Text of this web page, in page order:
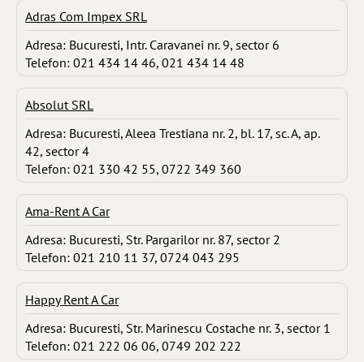
Adras Com Impex SRL
Adresa: Bucuresti, Intr. Caravanei nr. 9, sector 6
Telefon: 021 434 14 46, 021 434 14 48
Absolut SRL
Adresa: Bucuresti, Aleea Trestiana nr. 2, bl. 17, sc. A, ap.
42, sector 4
Telefon: 021 330 42 55, 0722 349 360
Ama-Rent A Car
Adresa: Bucuresti, Str. Pargarilor nr. 87, sector 2
Telefon: 021 210 11 37, 0724 043 295
Happy Rent A Car
Adresa: Bucuresti, Str. Marinescu Costache nr. 3, sector 1
Telefon: 021 222 06 06, 0749 202 222